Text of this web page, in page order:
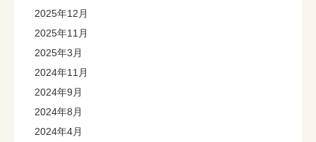
2025年12月
2025年11月
2025年3月
2024年11月
2024年9月
2024年8月
2024年4月